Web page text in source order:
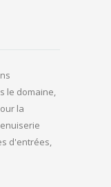
le domaine,
la
d'entrées,